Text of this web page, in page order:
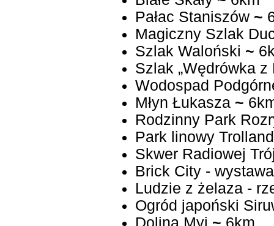
Pałac Staniszów ~
Magiczny Szlak
Szlak Waloński ~
Szlak „Wędrówka z
Wodospad
Młyn Łukasza ~
Rodzinny Park
Park linowy
Skwer Radiowej
Ludzie z żelaza -
Ogród japoński
Dolina Myi ~ 6km